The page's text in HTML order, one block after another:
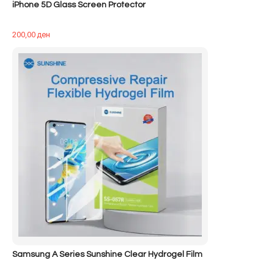
iPhone 5D Glass Screen Protector
200,00ден
Samsung A Series Sunshine Clear Hydrogel Film